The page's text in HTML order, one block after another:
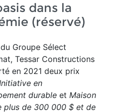
dans la
(réservé)
Groupe Sélect
Tessar Constructions
en 2021 deux prix
en
durable et Maison
plus de 300 000 $ et de